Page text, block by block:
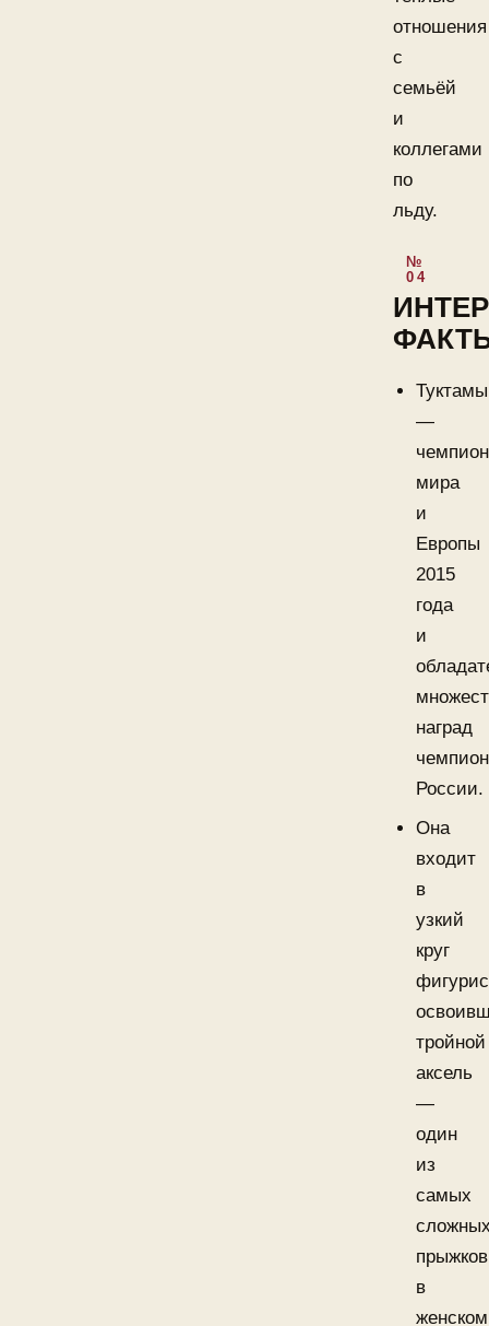
отношения
с
семьёй
и
коллегами
по
льду.
—
мира
и
Европы
2015
года
и
наград
России.
Она
входит
в
узкий
круг
тройной
аксель
—
один
из
самых
прыжков
в
женском